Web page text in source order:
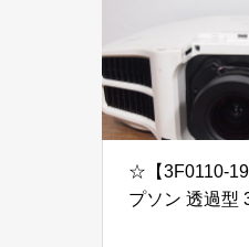
☆【3F0110-
プソン 透過型